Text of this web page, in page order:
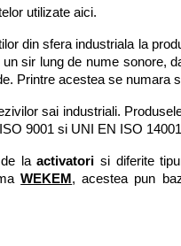
utilizate aici.
din sfera industriala la
sir lung de nume sonore,
Printre acestea se numara
sai industriali.
ISO 9001 si UNI EN ISO
de la activatori si diferite
WEKEM , acestea pun